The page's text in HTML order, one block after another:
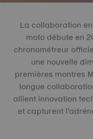
La collaboration
moto débute en
chronométreur
une nouvelle
premières montres
longue
allient innovation
et capturent